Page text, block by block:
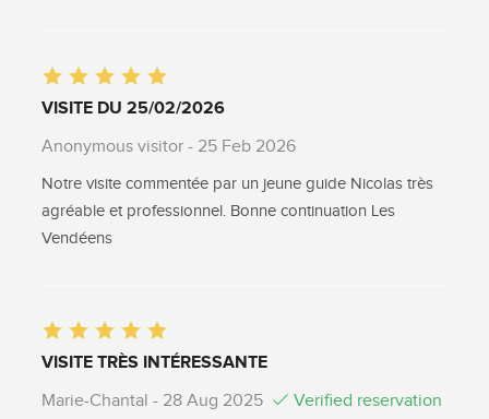
VISITE DU 25/02/2026
Anonymous visitor - 25 Feb 2026
Notre visite commentée par un jeune guide Nicolas très
agréable et professionnel. Bonne continuation Les
Vendéens
VISITE TRÈS INTÉRESSANTE
Marie-Chantal - 28 Aug 2025 Verified reservation